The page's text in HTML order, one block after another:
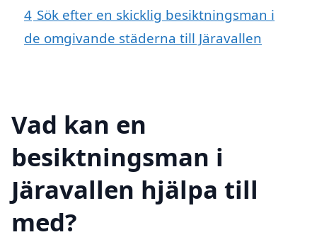
4 Sök efter en skicklig besiktningsman i
de omgivande städerna till Järavallen
Vad kan en
besiktningsman i
Järavallen hjälpa till
med?